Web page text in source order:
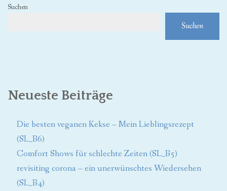
Suchen
Suchen
Neueste Beiträge
Die besten veganen Kekse – Mein Lieblingsrezept
(SL_B6)
Comfort Shows für schlechte Zeiten (SL_B5)
revisiting corona – ein unerwünschtes Wiedersehen
(SL_B4)